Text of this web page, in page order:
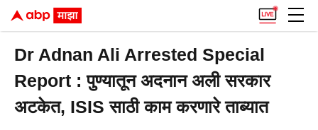
Dr Adnan Ali Arrested Special
Report : पुण्यातून अदनान अली सरकार
अटकेत, ISIS साठी काम करणारे ताब्यात